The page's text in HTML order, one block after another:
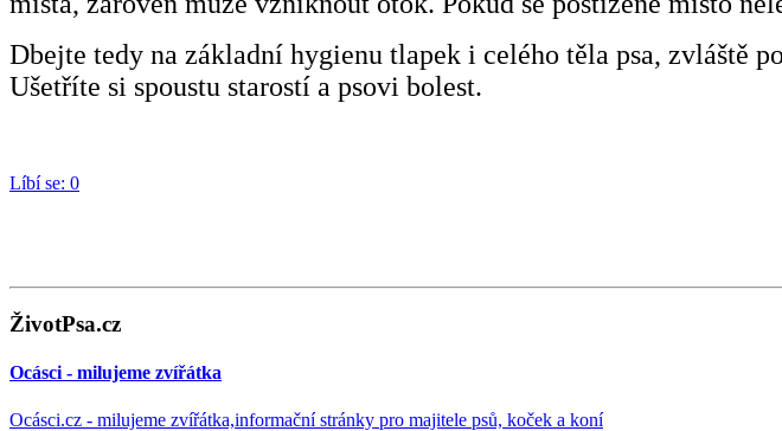
Dbejte tedy na základní hygienu tlapek i celého těla psa, zvláště
Ušetříte si spoustu starostí a psovi bolest.
Líbí se: 0
ŽivotPsa.cz
Ocásci - milujeme zvířátka
Ocásci.cz - milujeme zvířátka,informační stránky pro majitele psů, koček a koní